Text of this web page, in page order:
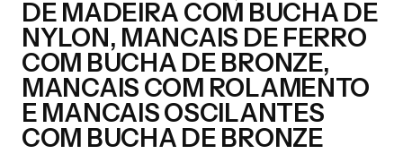
DE MADEIRA COM BUCHA DE
NYLON, MANCAIS DE FERRO
COM BUCHA DE BRONZE,
MANCAIS COM ROLAMENTO
E MANCAIS OSCILANTES
COM BUCHA DE BRONZE